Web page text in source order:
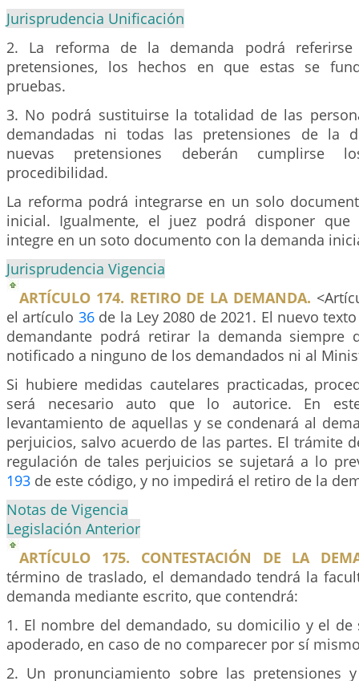
Jurisprudencia Unificación
2. La reforma de la demanda podrá
pretensiones, los hechos en que estas se
pruebas.
3. No podrá sustituirse la totalidad de las
demandadas ni todas las pretensiones de la
nuevas pretensiones deberán cumplirse
procedibilidad.
La reforma podrá integrarse en un solo
inicial. Igualmente, el juez podrá disponer que
integre en un soto documento con la demanda
Jurisprudencia Vigencia
ARTÍCULO 174. RETIRO DE LA DEMANDA.
el artículo 36de la Ley 2080 de 2021. El nuevo
demandante podrá retirar la demanda siempre
notificado a ninguno de los demandados ni al
Si hubiere medidas cautelares practicadas,
será necesario auto que lo autorice. En
levantamiento de aquellas y se condenará al
perjuicios, salvo acuerdo de las partes. El trámite
regulación de tales perjuicios se sujetará a lo
193 de este código, y no impedirá el retiro de la
Notas de Vigencia
Legislación Anterior
ARTÍCULO 175. CONTESTACIÓN DE LA
término de traslado, el demandado tendrá la
demanda mediante escrito, que contendrá:
1. El nombre del demandado, su domicilio y el de
apoderado, en caso de no comparecer por sí
2. Un pronunciamiento sobre las pretensiones